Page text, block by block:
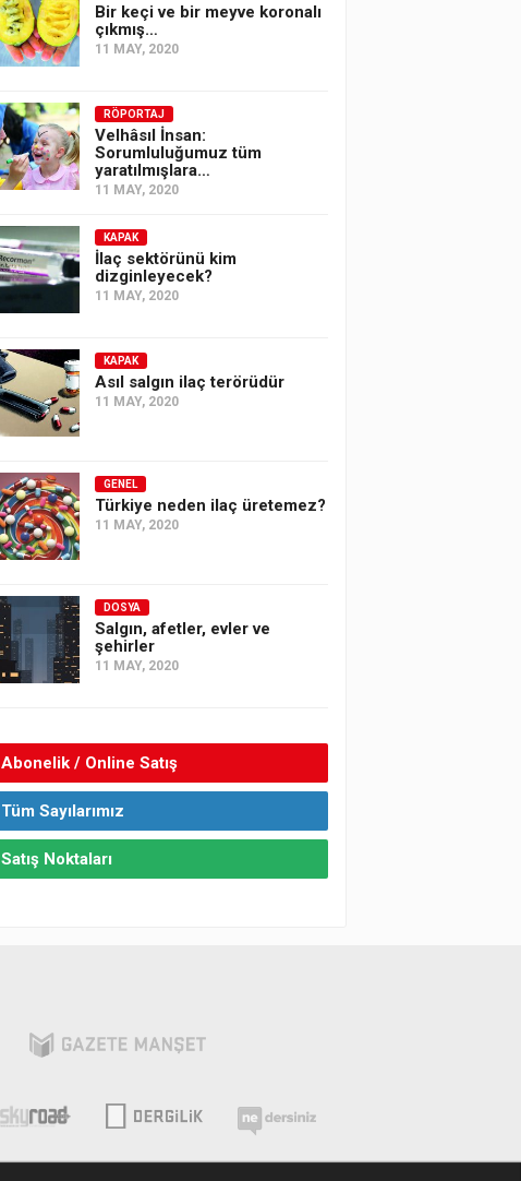
Bir keçi ve bir meyve koronalı
çıkmış…
11 MAY, 2020
RÖPORTAJ
Velhâsıl İnsan:
Sorumluluğumuz tüm
yaratılmışlara…
11 MAY, 2020
KAPAK
İlaç sektörünü kim
dizginleyecek?
11 MAY, 2020
KAPAK
Asıl salgın ilaç terörüdür
11 MAY, 2020
GENEL
Türkiye neden ilaç üretemez?
11 MAY, 2020
DOSYA
Salgın, afetler, evler ve
şehirler
11 MAY, 2020
Abonelik / Online Satış
Tüm Sayılarımız
Satış Noktaları